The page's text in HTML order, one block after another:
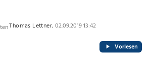
Thomas Lettner, 02.09.2019 13:42
Vorlesen